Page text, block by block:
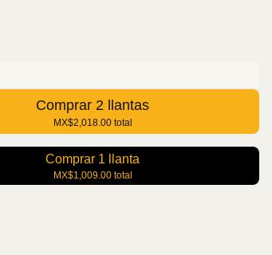
Comprar 2 llantas
MX$2,018.00 total
Comprar 1 llanta
MX$1,009.00 total